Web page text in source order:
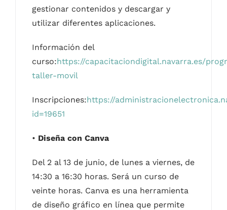
gestionar contenidos y descargar y
utilizar diferentes aplicaciones.
Información del
curso:https://capacitaciondigital.navarra.es/
taller-movil
Inscripciones:https://
id=19651
• Diseña con Canva
Del 2 al 13 de junio, de lunes a viernes, de
14:30 a 16:30 horas. Será un curso de
veinte horas. Canva es una herramienta
de diseño gráfico en línea que permite